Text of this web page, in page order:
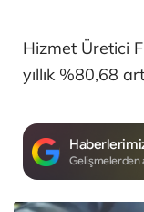
Hizmet Üretici
yıllık %80,68
Gelişmelerden